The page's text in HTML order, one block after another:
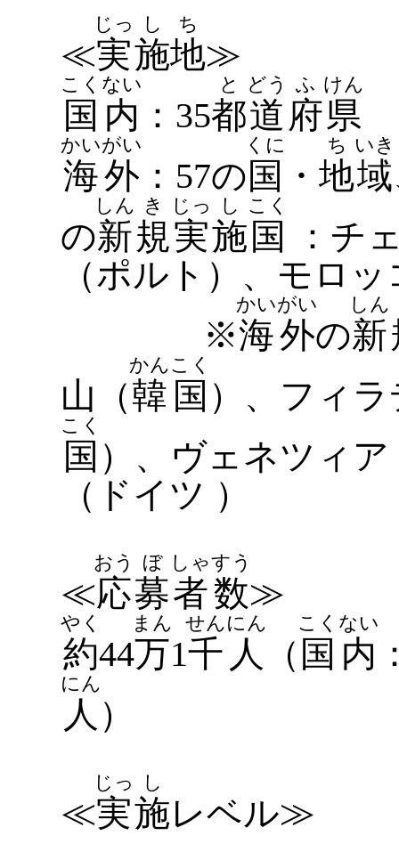
≪実
じっ
施
し
地
ち
≫
国
こく
内
ない
：35都
と
道
どう
府
ふ
県
けん
海
かい
外
がい
：57の国
くに
・ 地
ち
域
いき
の新
しん
規
き
実
じっ
施
し
国
こく
：チ
（ポルト）、モロ
※海
かい
外
がい
の新
しん
山（韓
かん
国
こく
）、フィ
国
こく
）、ヴェネツィ
（ドイツ ）
≪応
おう
募
ぼ
者
しゃ
数
すう
≫
約
やく
44万
まん
1千
せん
人
にん
（ 国
こく
内
ない
人
にん
）
≪実
じっ
施
し
レベル≫